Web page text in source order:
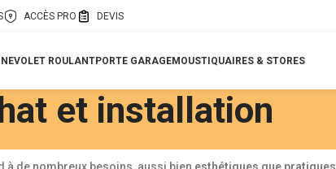
ACCÈS PRO DEVIS
VOLET ROULANTPORTE GARAGEMOUSTIQUAIRES & STORES
et installation